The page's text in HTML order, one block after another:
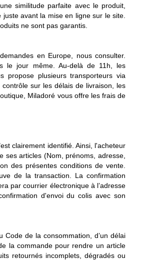
similitude parfaite avec le produit,
avant la mise en ligne sur le site.
ne sont pas garantis.
en Europe, nous consulter.
le jour même. Au-delà de 11h, les
propose plusieurs transporteurs via
contrôle sur les délais de livraison, les
Miladoré vous offre les frais de
clairement identifié. Ainsi, l'acheteur
articles (Nom, prénoms, adresse,
des présentes conditions de vente.
de la transaction. La confirmation
par courrier électronique à l’adresse
d'envoi du colis avec son
Code de la consommation, d’un délai
la commande pour rendre un article
retournés incomplets, dégradés ou